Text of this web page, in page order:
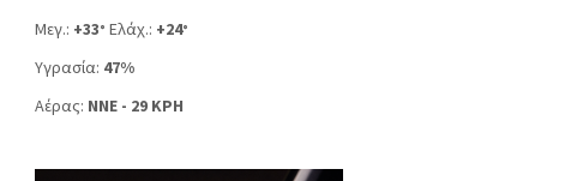
Μεγ.: +33° Ελάχ.: +24°
Υγρασία: 47%
Αέρας: NNE - 29 KPH